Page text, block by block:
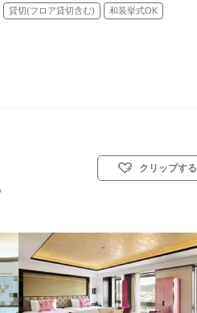
貸切(フロア貸切含む) 和装挙式OK
クリップする